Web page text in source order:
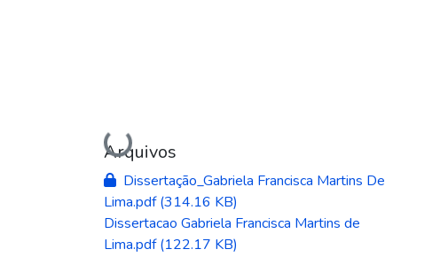
Carregando...
Arquivos
Dissertação_Gabriela Francisca Martins De
Lima.pdf(314.16 KB)
Dissertacao Gabriela Francisca Martins de
Lima.pdf(122.17 KB)